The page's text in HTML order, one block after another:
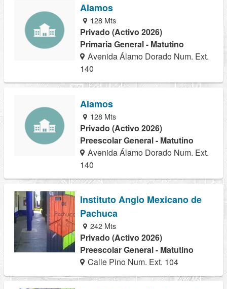
Alamos
128 Mts
Privado (Activo 2026)
Primaria General - Matutino
Avenida Álamo Dorado Num. Ext.
140
Alamos
128 Mts
Privado (Activo 2026)
Preescolar General - Matutino
Avenida Álamo Dorado Num. Ext.
140
Instituto Anglo Mexicano de
Pachuca
242 Mts
Privado (Activo 2026)
Preescolar General - Matutino
Calle Pino Num. Ext. 104